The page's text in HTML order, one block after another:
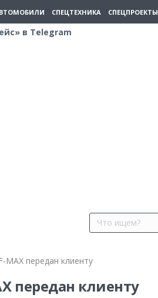
СПЕЦТЕХНИКА СПЕЦПРОЕКТЫ
в Telegram
MAX передан клиенту
передан клиенту